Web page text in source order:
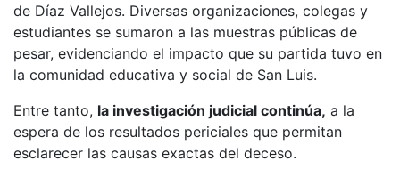
de Díaz Vallejos. Diversas organizaciones, colegas y
estudiantes se sumaron a las muestras públicas de
pesar, evidenciando el impacto que su partida tuvo en
la comunidad educativa y social de San Luis.
Entre tanto, la investigación judicial continúa, a la
espera de los resultados periciales que permitan
esclarecer las causas exactas del deceso.